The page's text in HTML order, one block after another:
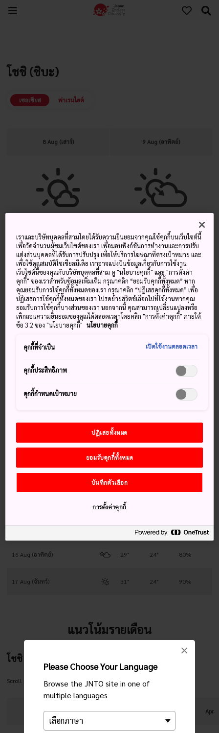
Please Choose Your Language
Browse the JNTO site in one of
multiple languages
×
โชชิ (ชิบะ)
เซลเซียส ฟาเรนไฮต์
8 Aug (เสาร์) 9 Aug (อาทิตย์)
อุณหภูมิ
สูงสุด
อุณหภูมิ
ต่ำสุด
หยาดน้ำฟ้า
อุณหภูมิ
สูงสุด
อุณหภูมิ
ต่ำสุด
หยาดน้ำฟ้า
31° 24° 20% 28° 23° 20%
อุณหภูมิ
สูงสุด
อุณหภูมิ
ต่ำสุด
หยาดน้ำฟ้า
9 Aug (อาทิตย์) 20%
10 Aug (จันทร์) 90%
12 Aug (พุธ) 29° 23° 60%
13 Aug (พฤหัสบดี) 29° 24° 50%
29°
15 Aug (เสาร์) 29° 24° 30%
16 Aug (อาทิตย์) 29° 24° 80%
17 Aug (จันทร์) 31° 24° 90%
แนวโน้มรายเดือน
โชชิ
Scroll Right
Jan. Feb. Mar. Apr.
เราและบริษัทบุคคลที่สามโดยได้รับความยินยอมจากคุณใช้คุกกี้บนเว็บไซต์นี้
เพื่อวัดจำนวนผู้ชมเว็บไซต์ของเรา เพื่อมอบฟังก์ชันการทำงานและการปรับ
แต่งส่วนบุคคลที่ได้รับการปรับปรุง เพื่อให้บริการโฆษณาที่ตรงเป้าหมาย และ
เพื่อใช้คุณสมบัติโซเชียลมีเดีย เราอาจแบ่งปันข้อมูลเกี่ยวกับการใช้งาน
เว็บไซต์นี้ของคุณกับบริษัทบุคคลที่สาม ดู "นโยบายคุกกี้" และ "การตั้งค่า
คุกกี้" ของเราสำหรับข้อมูลเพิ่มเติม กรุณาคลิก “ยอมรับคุกกี้ทั้งหมด” หาก
คุณยอมรับการใช้คุกกี้ทั้งหมดของเรา กรุณาคลิก “ปฏิเสธคุกกี้ทั้งหมด” เพื่อ
ปฏิเสธการใช้คุกกี้ทั้งหมดของเรา โปรดย้ายสวิตช์เลือกไปที่ใช้งานหากคุณ
ยอมรับการใช้คุกกี้บางส่วนของเรา นอกจากนี้ คุณสามารถเปลี่ยนแปลงหรือ
เพิกถอนความยินยอมของคุณได้ตลอดเวลาโดยคลิก "การตั้งค่าคุกกี้" ภายใต้
ข้อ 3.2 ของ "นโยบายคุกกี้" นโยบายคุกกี้
คุกกี้ที่จำเป็น เปิดใช้งานตลอดเวลา
คุกกี้ประสิทธิภาพ
คุกกี้กำหนดเป้าหมาย
ปฏิเสธทั้งหมด
ยอมรับคุกกี้ทั้งหมด
บันทึกตัวเลือก
การตั้งค่าคุกกี้